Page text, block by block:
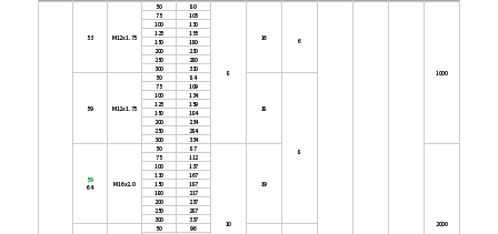
53 M12x1.75
50 80
8
16 6
1000
75
105
100
130
125
155
150
180
200
230
250
280
300
330
59 M12x1.75
50 84
18
8
75
109
100
134
125
159
150
184
200
234
250
284
300
334
59
64
M16x2.0
50 87
10
19
2000
75
112
100
137
130
167
150
187
180
217
200
237
250
287
300
337
50 96